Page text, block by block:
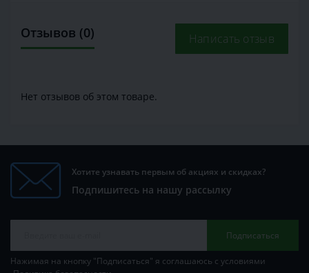
Отзывов (0) Написать отзыв
Нет отзывов об этом товаре.
Хотите узнавать первым об акциях и скидках?
Подпишитесь на нашу рассылку
Подписаться
Нажимая на кнопку "Подписаться" я соглашаюсь с условиями